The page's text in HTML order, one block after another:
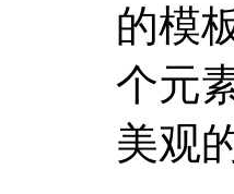
的模
个元
美观